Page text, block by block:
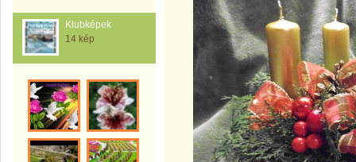
Klubképek
14 kép